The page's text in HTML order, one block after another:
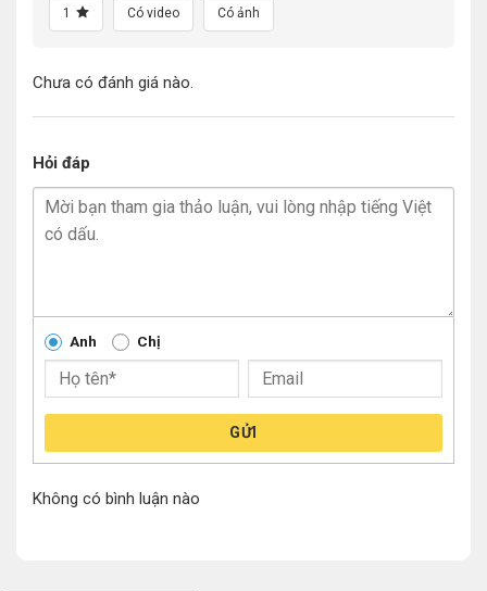
1 Có video Có ảnh
Chưa có đánh giá nào.
Hỏi đáp
Anh Chị
GỬI
Không có bình luận nào